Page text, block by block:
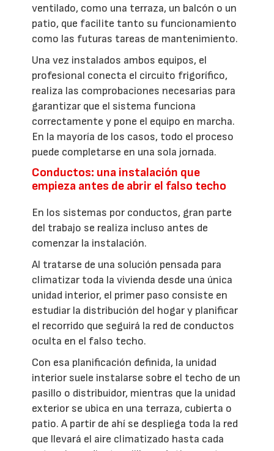
ventilado, como una terraza, un balcón o un
patio, que facilite tanto su funcionamiento
como las futuras tareas de mantenimiento.
Una vez instalados ambos equipos, el
profesional conecta el circuito frigorífico,
realiza las comprobaciones necesarias para
garantizar que el sistema funciona
correctamente y pone el equipo en marcha.
En la mayoría de los casos, todo el proceso
puede completarse en una sola jornada.
Conductos: una instalación que
empieza antes de abrir el falso techo
En los sistemas por conductos, gran parte
del trabajo se realiza incluso antes de
comenzar la instalación.
Al tratarse de una solución pensada para
climatizar toda la vivienda desde una única
unidad interior, el primer paso consiste en
estudiar la distribución del hogar y planificar
el recorrido que seguirá la red de conductos
oculta en el falso techo.
Con esa planificación definida, la unidad
interior suele instalarse sobre el techo de un
pasillo o distribuidor, mientras que la unidad
exterior se ubica en una terraza, cubierta o
patio. A partir de ahí se despliega toda la red
que llevará el aire climatizado hasta cada